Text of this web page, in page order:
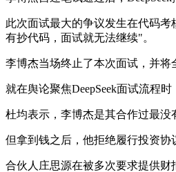
此次面试最大的争议发生在代码
有抄代码，面试就无法继续"。
李博杰当场终止了本次面试，并将
就在舆论聚焦DeepSeek面试流程
杜均表示，李博杰是其合作过最没
但拿到钱之后，他拒绝履行投资
合伙人庄思源在被多次要求提供财